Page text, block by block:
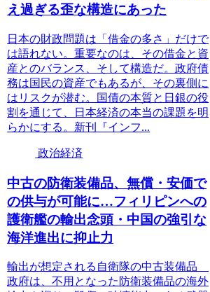
え過ぎる歪な構造にあった
日本の財政問題は「借金の多さ」だけで
は語れない。重要なのは、その借金と資
産とのバランス、そして構造だ。政府債
務は国民の資産でもあるが、その裏側に
はリスクが潜む。国債の本質と日銀の役
割を通じて、日本経済の本当の課題を明
らかにする。新刊『インフ...
政治経済
中古の防衛装備品、無償・安価で
の供与が可能に…フィリピンへの
護衛艦の輸出念頭・中国の強引な
海洋進出に抑止力
輸出が想定される自衛隊の中古装備品
政府は、不用となった防衛装備品の海外